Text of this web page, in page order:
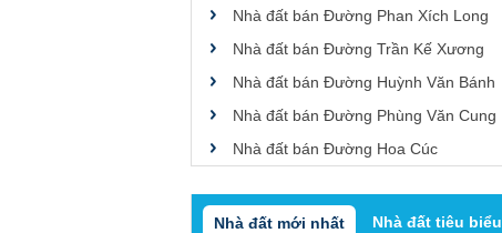
Nhà đất bán Đường Phan Xích Long
Nhà đất bán Đường Trần Kế Xương
Nhà đất bán Đường Huỳnh Văn Bánh
Nhà đất bán Đường Phùng Văn Cung
Nhà đất bán Đường Hoa Cúc
Nhà đất mới nhất Nhà đất tiêu biểu